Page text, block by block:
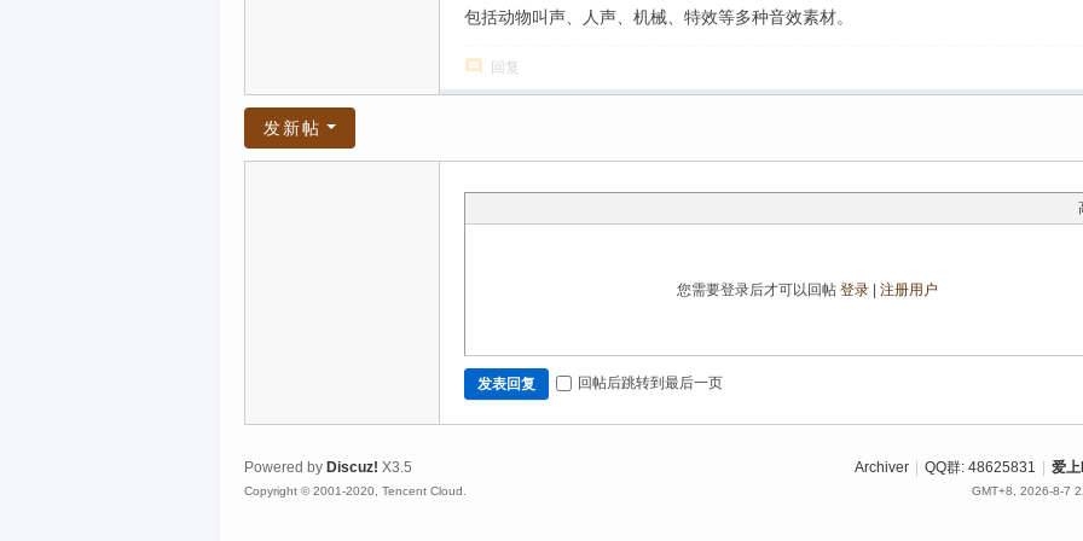
包括动物叫声、人声、机械、特效等多种音效素材。
回复
发新帖
您需要登录后才可以回帖 登录| 注册用户
发表回复 回帖后跳转到最后一页
Archiver QQ群: 48625831 爱
GMT+8, 2026-8-7
Powered by Discuz! X3.5
Copyright © 2001-2020, Tencent Cloud.